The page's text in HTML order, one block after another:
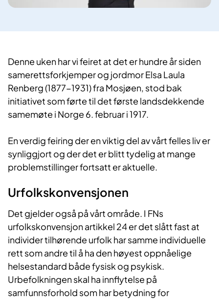
Denne uken har vi feiret at det er hundre år siden
samerettsforkjemper og jordmor Elsa Laula
Renberg (1877-1931) fra Mosjøen, stod bak
initiativet som førte til det første landsdekkende
samemøte i Norge 6. februar i 1917.
En verdig feiring der en viktig del av vårt felles liv er
synliggjort og der det er blitt tydelig at mange
problemstillinger fortsatt er aktuelle.
Urfolkskonvensjonen
Det gjelder også på vårt område. I FNs
urfolkskonvensjon artikkel 24 er det slått fast at
individer tilhørende urfolk har samme individuelle
rett som andre til å ha den høyest oppnåelige
helsestandard både fysisk og psykisk.
Urbefolkningen skal ha innflytelse på
samfunnsforhold som har betydning for